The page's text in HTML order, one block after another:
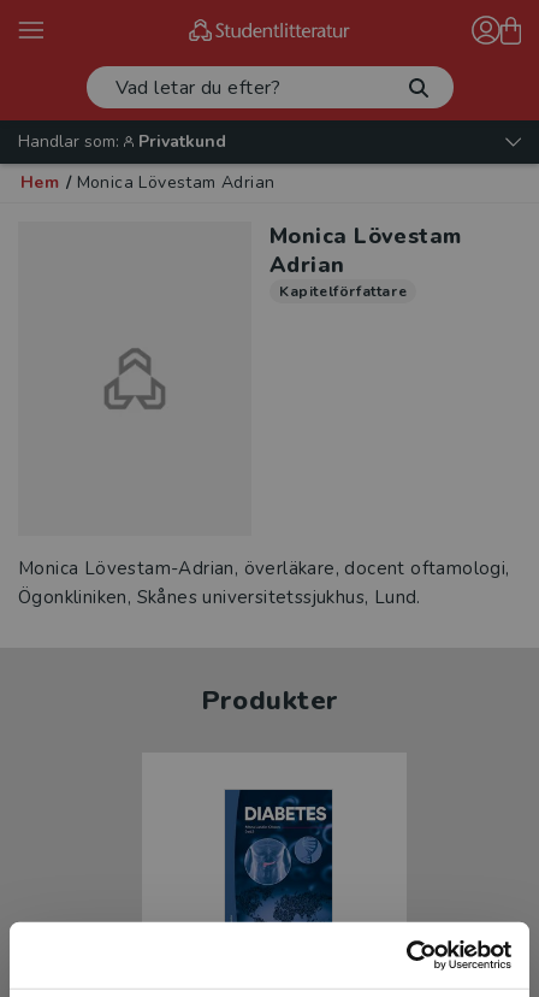
Handlar som:
Privatkund
Hem / Monica Lövestam Adrian
Monica Lövestam
Adrian
Kapitelförfattare
Monica Lövestam-Adrian, överläkare, docent oftamologi,
Ögonkliniken, Skånes universitetssjukhus, Lund.
Produkter
Diabetes